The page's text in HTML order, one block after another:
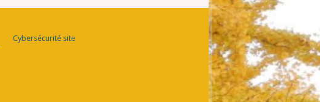
Cybersécurité site